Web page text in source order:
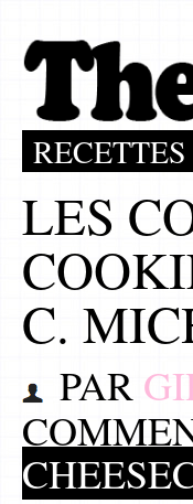
RECETTES
LES
C.
PAR